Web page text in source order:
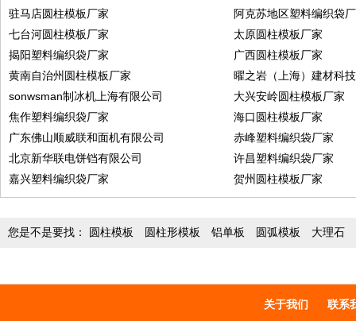
驻马店圆柱模板厂家
阿克苏地区塑料编织袋
七台河圆柱模板厂家
太原圆柱模板厂家
揭阳塑料编织袋厂家
广西圆柱模板厂家
黄南自治州圆柱模板厂家
曜之岩（上海）建材科
sonwsman制冰机上海有限公司
大兴安岭圆柱模板厂家
焦作塑料编织袋厂家
海口圆柱模板厂家
广东佛山顺威联和面机有限公司
赤峰塑料编织袋厂家
北京新华联电饼铛有限公司
许昌塑料编织袋厂家
嘉兴塑料编织袋厂家
贺州圆柱模板厂家
您是不是要找： 圆柱模板 圆柱形模板 铝单板 圆弧模板 大理石
关于我们 联系